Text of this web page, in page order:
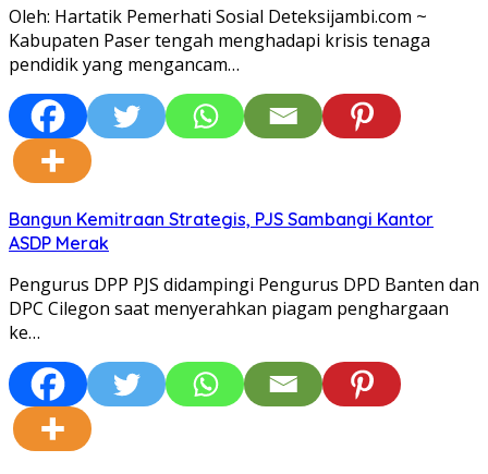
Oleh: Hartatik Pemerhati Sosial Deteksijambi.com ~
Kabupaten Paser tengah menghadapi krisis tenaga
pendidik yang mengancam…
Bangun Kemitraan Strategis, PJS Sambangi Kantor
ASDP Merak
Pengurus DPP PJS didampingi Pengurus DPD Banten dan
DPC Cilegon saat menyerahkan piagam penghargaan
ke…